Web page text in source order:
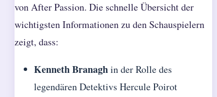
von After Passion. Die schnelle Übersicht der
wichtigsten Informationen zu den Schauspielern
zeigt, dass:
Kenneth Branaghin der Rolle des
legendären Detektivs Hercule Poirot